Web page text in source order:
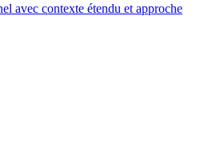
avec contexte étendu et approche